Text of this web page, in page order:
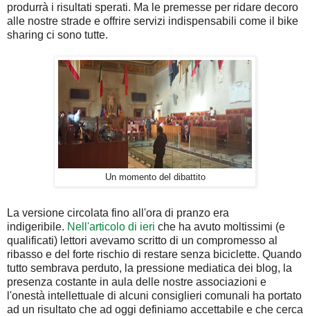
produrrà i risultati sperati. Ma le premesse per ridare decoro
alle nostre strade e offrire servizi indispensabili come il bike
sharing ci sono tutte.
Un momento del dibattito
La versione circolata fino all'ora di pranzo era
indigeribile. Nell'articolo di ieri che ha avuto moltissimi (e
qualificati) lettori avevamo scritto di un compromesso al
ribasso e del forte rischio di restare senza biciclette. Quando
tutto sembrava perduto, la pressione mediatica dei blog, la
presenza costante in aula delle nostre associazioni e
l'onestà intellettuale di alcuni consiglieri comunali ha portato
ad un risultato che ad oggi definiamo accettabile e che cerca